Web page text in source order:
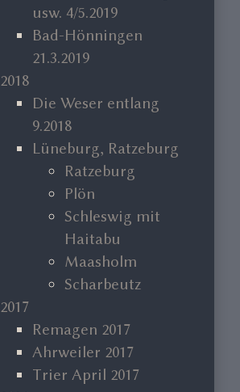
usw. 4/5.2019
Bad-Hönningen
21.3.2019
2018
Die Weser entlang
9.2018
Lüneburg, Ratzeburg
Ratzeburg
Plön
Schleswig mit
Haitabu
Maasholm
Scharbeutz
2017
Remagen 2017
Ahrweiler 2017
Trier April 2017